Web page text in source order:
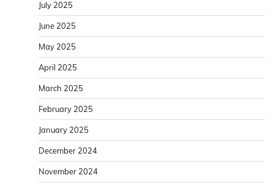
July 2025
June 2025
May 2025
April 2025
March 2025
February 2025
January 2025
December 2024
November 2024